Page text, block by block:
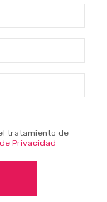
tratamiento de
Privacidad